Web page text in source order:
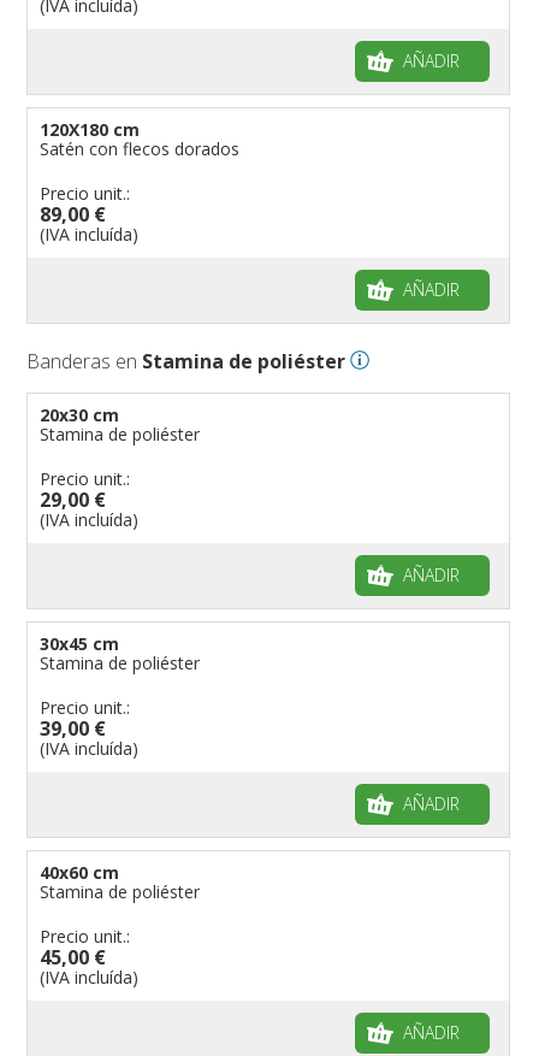
(IVA incluída)
AÑADIR
120X180 cm
Satén con flecos dorados
Precio unit.:
89,00 €
(IVA incluída)
AÑADIR
Banderas en Stamina de poliéster
20x30 cm
Stamina de poliéster
Precio unit.:
29,00 €
(IVA incluída)
AÑADIR
30x45 cm
Stamina de poliéster
Precio unit.:
39,00 €
(IVA incluída)
AÑADIR
40x60 cm
Stamina de poliéster
Precio unit.:
45,00 €
(IVA incluída)
AÑADIR